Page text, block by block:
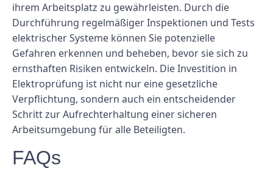
ihrem Arbeitsplatz zu gewährleisten. Durch die
Durchführung regelmäßiger Inspektionen und Tests
elektrischer Systeme können Sie potenzielle
Gefahren erkennen und beheben, bevor sie sich zu
ernsthaften Risiken entwickeln. Die Investition in
Elektroprüfung ist nicht nur eine gesetzliche
Verpflichtung, sondern auch ein entscheidender
Schritt zur Aufrechterhaltung einer sicheren
Arbeitsumgebung für alle Beteiligten.
FAQs